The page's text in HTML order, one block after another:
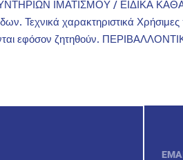
ΙΜΑΤΙΣΜΟΥ / ΕΙΔΙΚΑ
Τεχνικά χαρακτηριστικά
εφόσον ζητηθούν.